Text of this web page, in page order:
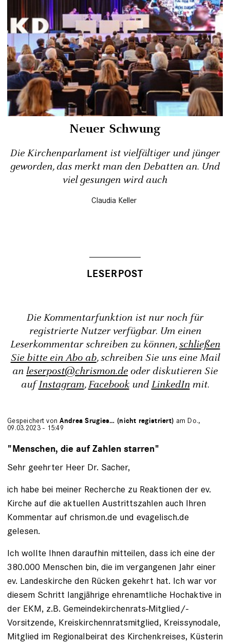
Neuer Schwung
Die Kirchenparlament ist vielfältiger und jünger
geworden, das merkt man den Debatten an. Und
viel gesungen wird auch
Claudia Keller
Die Kommentarfunktion ist nur noch für
registrierte Nutzer verfügbar. Um einen
Leserkommentar schreiben zu können,schließen
Sie bitte ein Abo ab, schreiben Sie uns eine Mail
an leserpost@chrismon.de oder diskutieren Sie
aufInstagram,FacebookundLinkedInmit.
Gespeichert vonAndrea Srugies… (nicht registriert) am Do.,
09.03.2023 - 15:49
"Menschen, die auf Zahlen starren"
Sehr geehrter Heer Dr. Sacher,
ich habe bei meiner Recherche zu Reaktionen der ev.
Kirche auf die aktuellen Austrittszahlen auch Ihren
Kommentar auf chrismon.de und evagelisch.de
gelesen.
Ich wollte Ihnen daraufhin mitteilen, dass ich eine der
380.000 Menschen bin, die im vergangenen Jahr einer
ev. Landeskirche den Rücken gekehrt hat. Ich war vor
diesem Schritt langjährige ehrenamtliche Hochaktive in
der EKM, z.B. Gemeindekirchenrats-Mitglied/-
Vorsitzende, Kreiskirchennratsmitglied, Kreissynodale,
Mitglied im Regionalbeirat des Kirchenkreises, Küsterin